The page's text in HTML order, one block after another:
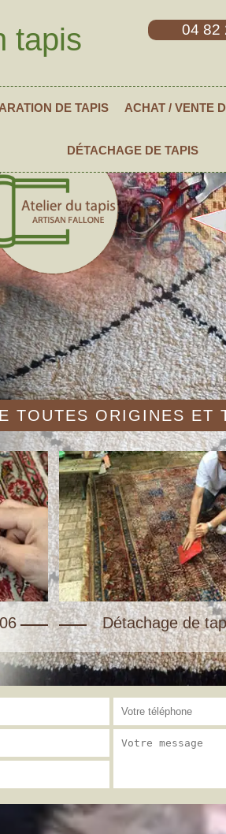
tapis 04 82
DE TAPIS ACHAT / VENTE
DÉTACHAGE DE TAPIS
TOUTES ORIGINES ET
Détachage de